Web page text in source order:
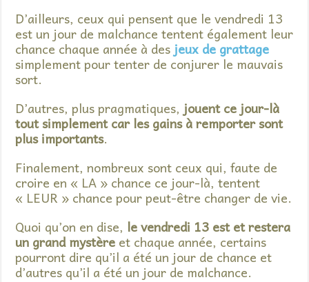
D’ailleurs, ceux qui pensent que le vendredi 13
est un jour de malchance tentent également leur
chance chaque année à des jeux de grattage
simplement pour tenter de conjurer le mauvais
sort.
D’autres, plus pragmatiques, jouent ce jour-là
tout simplement car les gains à remporter sont
plus importants.
Finalement, nombreux sont ceux qui, faute de
croire en « LA » chance ce jour-là, tentent
« LEUR » chance pour peut-être changer de vie.
Quoi qu’on en dise, le vendredi 13 est et restera
un grand mystère et chaque année, certains
pourront dire qu’il a été un jour de chance et
d’autres qu’il a été un jour de malchance.